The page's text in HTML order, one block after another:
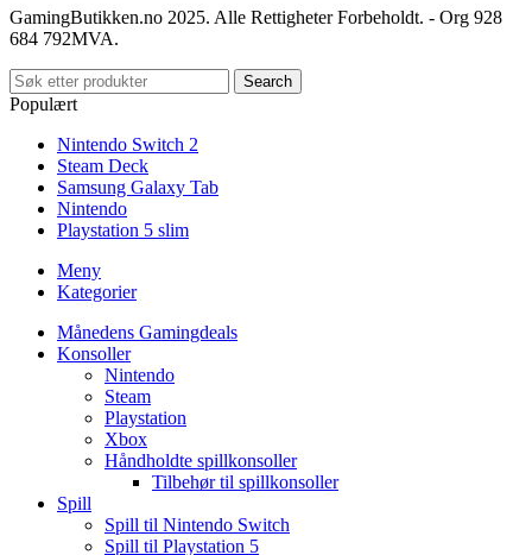
GamingButikken.no 2025. Alle Rettigheter Forbeholdt. - Org 928
684 792MVA.
Search
Populært
Nintendo Switch 2
Steam Deck
Samsung Galaxy Tab
Nintendo
Playstation 5 slim
Meny
Kategorier
Månedens Gamingdeals
Konsoller
Nintendo
Steam
Playstation
Xbox
Håndholdte spillkonsoller
Tilbehør til spillkonsoller
Spill
Spill til Nintendo Switch
Spill til Playstation 5